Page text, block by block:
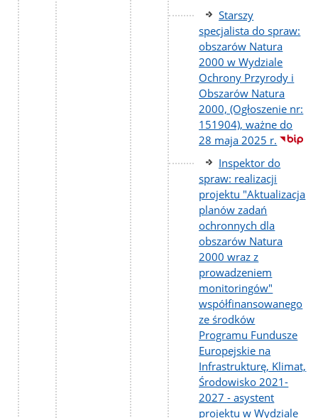
Starszy
specjalista do spraw:
obszarów Natura
2000 w Wydziale
Ochrony Przyrody i
Obszarów Natura
2000, (Ogłoszenie nr:
151904), ważne do
28 maja 2025 r.
Inspektor do
spraw: realizacji
projektu "Aktualizacja
planów zadań
ochronnych dla
obszarów Natura
2000 wraz z
prowadzeniem
monitoringów"
współfinansowanego
ze środków
Programu Fundusze
Europejskie na
Infrastrukturę, Klimat,
Środowisko 2021-
2027 - asystent
projektu w Wydziale